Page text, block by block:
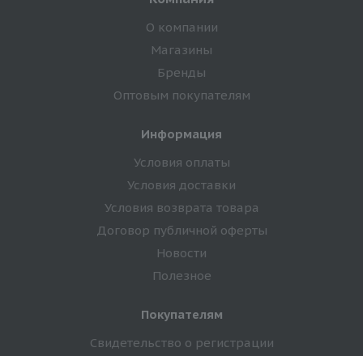
О компании
Магазины
Бренды
Оптовым покупателям
Информация
Условия оплаты
Условия доставки
Условия возврата товара
Договор публичной оферты
Новости
Полезное
Покупателям
Свидетельство о регистрации